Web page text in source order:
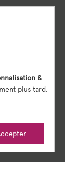
&
plus tard.